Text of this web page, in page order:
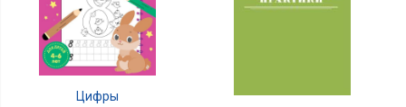
Цифры